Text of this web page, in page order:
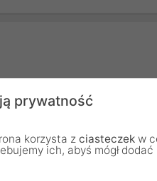
prywatność
korzysta z ciasteczek w
ich, abyś mógł